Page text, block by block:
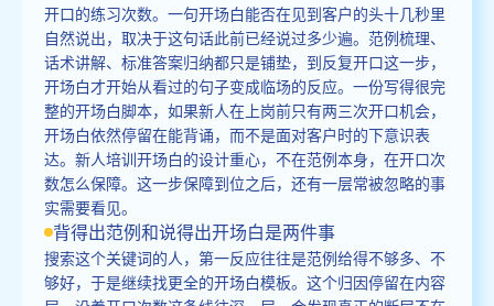
开口的练习次数。一句开场白能否在见到客户的头十几秒里
自然说出，取决于这句话此前已经说过多少遍。范例梳理、
话术讲解、标准答案归纳都只是铺垫，到反复开口这一步，
开场白才开始从看过的句子变成临场的反应。一份写得很完
整的开场白脚本，如果新人在上岗前只有两三次开口机会，
开场白依然停留在能背诵，而不是面对客户时的下意识表
达。新人培训开场白的设计重心，不在范例本身，在开口次
数怎么保障。这一步保障到位之后，还有一层常被忽略的事
实需要看见。
背得出范例和说得出开场白是两件事
搜索这个关键词的人，第一反应往往是范例给得不够多、不
够好，于是继续找更全的开场白模板。这个归因停留在内容